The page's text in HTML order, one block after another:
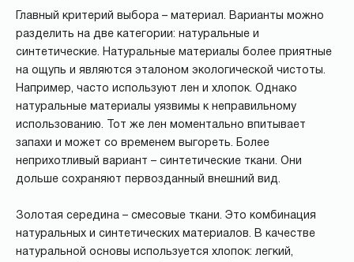
Главный критерий выбора – материал. Варианты можно
разделить на две категории: натуральные и
синтетические. Натуральные материалы более приятные
на ощупь и являются эталоном экологической чистоты.
Например, часто используют лен и хлопок. Однако
натуральные материалы уязвимы к неправильному
использованию. Тот же лен моментально впитывает
запахи и может со временем выгореть. Более
неприхотливый вариант – синтетические ткани. Они
дольше сохраняют первозданный внешний вид.
Золотая середина – смесовые ткани. Это комбинация
натуральных и синтетических материалов. В качестве
натуральной основы используется хлопок: легкий,